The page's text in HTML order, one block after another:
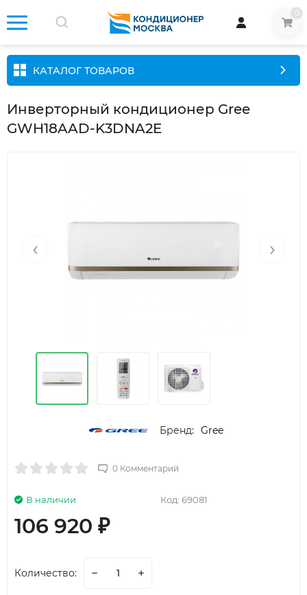
КАТАЛОГ ТОВАРОВ
Инверторный кондиционер Gree
GWH18AAD-K3DNA2E
‹ ›
Бренд: Gree
0 Комментарий
Код: 69081
В наличии
106 920 ₽
Количество: